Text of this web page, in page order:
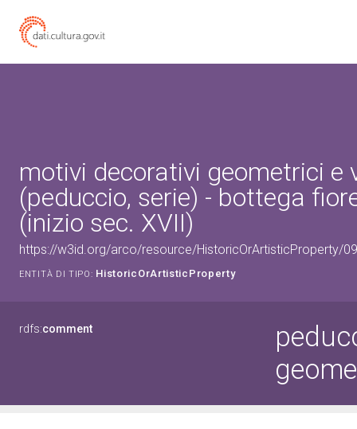
motivi decorativi geometrici e
(peduccio, serie) - bottega
(inizio sec. XVII)
https://w3id.org/arco/resource/HistoricOrArtisticProperty/
ENTITÀ DI TIPO: HistoricOrArtisticProperty
rdfs:comment